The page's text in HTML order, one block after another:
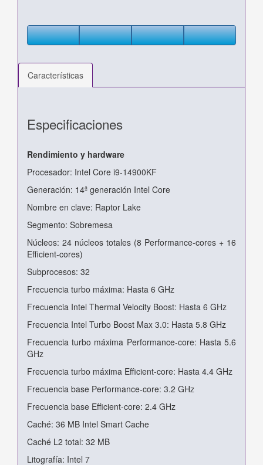
Características
Especificaciones
Rendimiento y hardware
Procesador: Intel Core i9-14900KF
Generación: 14ª generación Intel Core
Nombre en clave: Raptor Lake
Segmento: Sobremesa
Núcleos: 24 núcleos totales (8 Performance-cores + 16
Efficient-cores)
Subprocesos: 32
Frecuencia turbo máxima: Hasta 6 GHz
Frecuencia Intel Thermal Velocity Boost: Hasta 6 GHz
Frecuencia Intel Turbo Boost Max 3.0: Hasta 5.8 GHz
Frecuencia turbo máxima Performance-core: Hasta 5.6
GHz
Frecuencia turbo máxima Efficient-core: Hasta 4.4 GHz
Frecuencia base Performance-core: 3.2 GHz
Frecuencia base Efficient-core: 2.4 GHz
Caché: 36 MB Intel Smart Cache
Caché L2 total: 32 MB
Litografía: Intel 7